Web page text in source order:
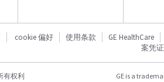
cookie 偏好 使用条款 GE HealthCare
案凭证
有权利 GE is a